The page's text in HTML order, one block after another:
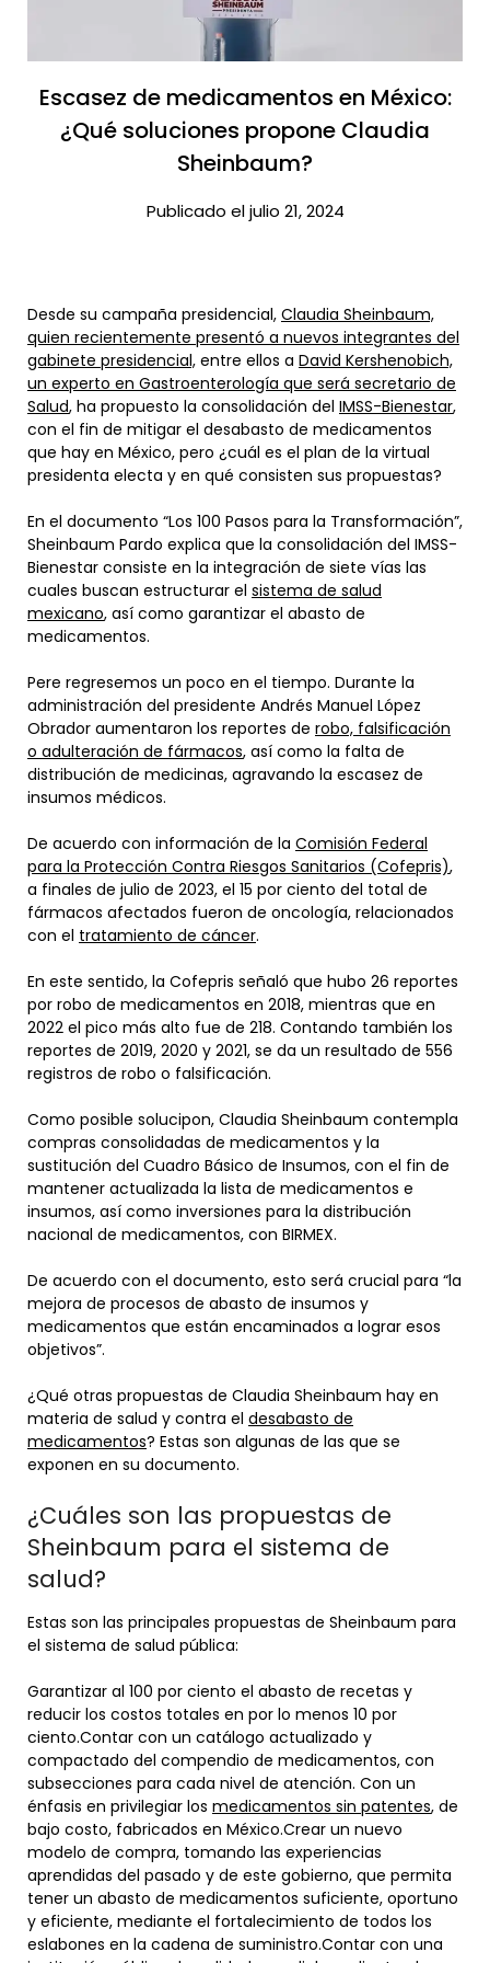
Escasez de medicamentos en México:
¿Qué soluciones propone Claudia
Sheinbaum?​
Publicado el julio 21, 2024
Desde su campaña presidencial, Claudia Sheinbaum,
quien recientemente presentó a nuevos integrantes del
gabinete presidencial, entre ellos a David Kershenobich,
un experto en Gastroenterología que será secretario de
Salud, ha propuesto la consolidación del IMSS-Bienestar,
con el fin de mitigar el desabasto de medicamentos
que hay en México, pero ¿cuál es el plan de la virtual
presidenta electa y en qué consisten sus propuestas?
En el documento “Los 100 Pasos para la Transformación”,
Sheinbaum Pardo explica que la consolidación del IMSS-
Bienestar consiste en la integración de siete vías las
cuales buscan estructurar el sistema de salud
mexicano, así como garantizar el abasto de
medicamentos.
Pere regresemos un poco en el tiempo. Durante la
administración del presidente Andrés Manuel López
Obrador aumentaron los reportes de robo, falsificación
o adulteración de fármacos, así como la falta de
distribución de medicinas, agravando la escasez de
insumos médicos.
De acuerdo con información de la Comisión Federal
para la Protección Contra Riesgos Sanitarios (Cofepris),
a finales de julio de 2023, el 15 por ciento del total de
fármacos afectados fueron de oncología, relacionados
con el tratamiento de cáncer.
En este sentido, la Cofepris señaló que hubo 26 reportes
por robo de medicamentos en 2018, mientras que en
2022 el pico más alto fue de 218. Contando también los
reportes de 2019, 2020 y 2021, se da un resultado de 556
registros de robo o falsificación.
Como posible solucipon, Claudia Sheinbaum contempla
compras consolidadas de medicamentos y la
sustitución del Cuadro Básico de Insumos, con el fin de
mantener actualizada la lista de medicamentos e
insumos, así como inversiones para la distribución
nacional de medicamentos, con BIRMEX.
De acuerdo con el documento, esto será crucial para “la
mejora de procesos de abasto de insumos y
medicamentos que están encaminados a lograr esos
objetivos”.
¿Qué otras propuestas de Claudia Sheinbaum hay en
materia de salud y contra el desabasto de
medicamentos? Estas son algunas de las que se
exponen en su documento.
¿Cuáles son las propuestas de
Sheinbaum para el sistema de
salud?
Estas son las principales propuestas de Sheinbaum para
el sistema de salud pública:
Garantizar al 100 por ciento el abasto de recetas y
reducir los costos totales en por lo menos 10 por
ciento.Contar con un catálogo actualizado y
compactado del compendio de medicamentos, con
subsecciones para cada nivel de atención. Con un
énfasis en privilegiar los medicamentos sin patentes, de
bajo costo, fabricados en México.Crear un nuevo
modelo de compra, tomando las experiencias
aprendidas del pasado y de este gobierno, que permita
tener un abasto de medicamentos suficiente, oportuno
y eficiente, mediante el fortalecimiento de todos los
eslabones en la cadena de suministro.Contar con una